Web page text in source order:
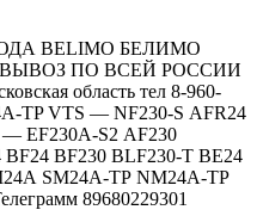
BELIMO БЕЛИМО
ПО ВСЕЙ РОССИИ
область тел 8-960-
TP VТS — NF230-S АFR24
— EF230А-S2 АF230
ВF230 ВLF230-Т ВЕ24
SМ24А-ТР NМ24А-ТР
89680229301